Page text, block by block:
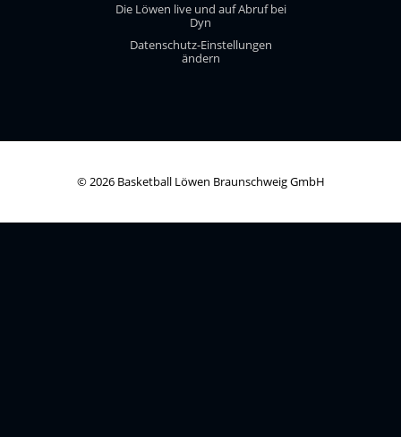
Die Löwen live und auf Abruf bei
Dyn
Datenschutz-Einstellungen
ändern
© 2026 Basketball Löwen Braunschweig GmbH